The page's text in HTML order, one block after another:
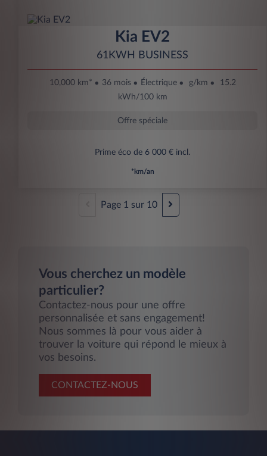
Kia EV2
61KWH BUSINESS
10,000 km* 36 mois Électrique g/km
15.2
kWh/100 km
Offre spéciale
Prime éco de 6 000 € incl.
*km/an
Page 1 sur 10
Vous cherchez un modèle
particulier?
Contactez-nous pour une offre
personnalisée et sans engagement!
Nous sommes là pour vous aider à
trouver la voiture qui répond le mieux à
vos besoins.
CONTACTEZ-NOUS